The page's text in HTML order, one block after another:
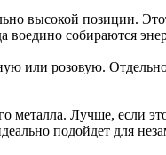
высокой позиции.
воедино собираются
или розовую.
металла. Лучше, если
подойдет для